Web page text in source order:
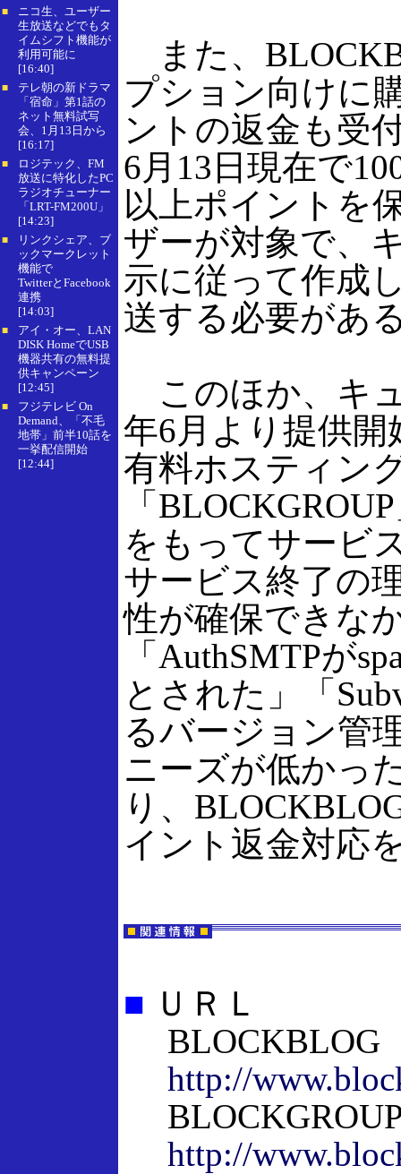
■
ニコ生、ユーザー
生放送などでもタ
イムシフト機能が
利用可能に
[16:40]
■
テレ朝の新ドラマ
「宿命」第1話の
ネット無料試写
会、1月13日から
[16:17]
■
ロジテック、FM
放送に特化したPC
ラジオチューナー
「LRT-FM200U」
[14:23]
■
リンクシェア、ブ
ックマークレット
機能で
TwitterとFacebook
連携
[14:03]
■
アイ・オー、LAN
DISK HomeでUSB
機器共有の無料提
供キャンペーン
[12:45]
■
フジテレビ On
Demand、「不毛
地帯」前半10話を
一挙配信開始
[12:44]
また、
プション向けに
ントの返金も受
6月13日現在で
以上ポイントを
ザーが対象で、
示に従って作成
送する必要があ
このほか、キ
年6月より提供開
有料ホスティン
「
をもってサービ
サービス終了の
性が確保できな
「AuthSMTPが
とされた」「
るバージョン管
ニーズが低かっ
り、
イント返金対応
■ ＵＲＬ
BLOCKBLOG
http://
http://